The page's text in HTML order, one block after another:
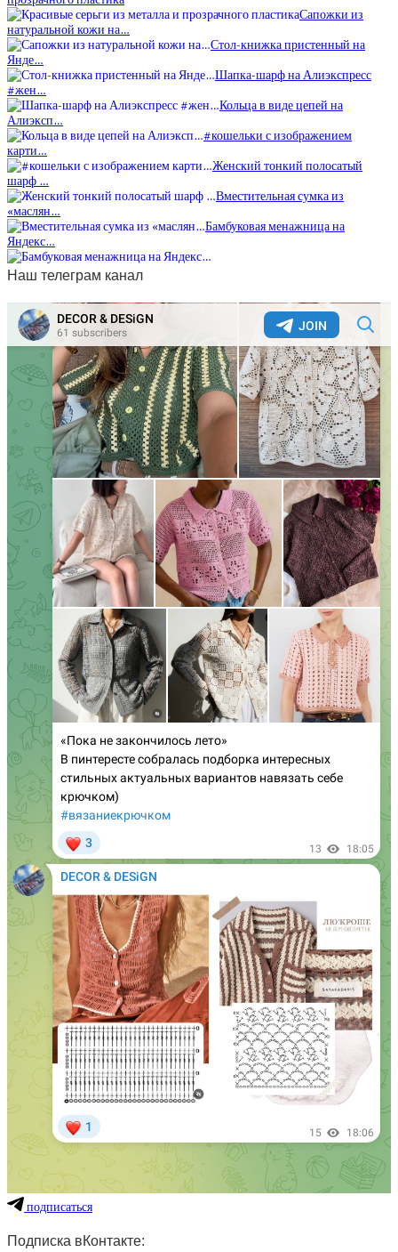
Сапожки из
натуральной кожи на…
Стол-книжка пристенный на
Янде…
Шапка-шарф на Алиэкспресс
#жен…
Кольца в виде цепей на
Алиэксп…
#кошельки с изображением
карти…
Женский тонкий полосатый
шарф …
Вместительная сумка из
«маслян…
Бамбуковая менажница на
Яндекс…
Наш телеграм канал
подписаться
Подписка вКонтакте: